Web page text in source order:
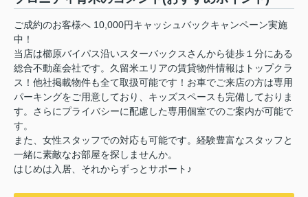
ご成約のお客様へ 10,000円キャッシュバックキャンペーン実施
中！
当店は櫛原バイパス沿いスターバックスさんから徒歩１分にある
総合不動産会社です。久留米エリアの賃貸物件情報はトップクラ
ス！他社掲載物件も全て取扱可能です！お車でご来店の方は専用
パーキングをご用意しており、キッズスペースも完備しておりま
す。さらにプライバシーに配慮した専用個室でのご案内が可能で
す。
また、女性スタッフでの対応も可能です。経験豊富なスタッフと
一緒に素敵なお部屋を探しませんか。
はじめは入居、それからずっとサポート♪